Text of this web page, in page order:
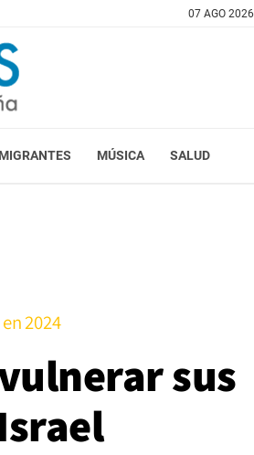
07 AGO 2026
MÚSICA SALUD
2024
sus